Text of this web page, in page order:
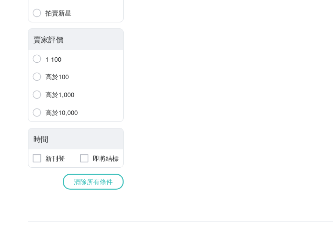
拍賣新星
賣家評價
1-100
高於100
高於1,000
高於10,000
時間
新刊登 即將結標
清除所有條件